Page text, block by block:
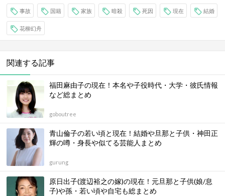
事故 国籍 家族 暗殺 死因 現在 結婚
花柳幻舟
関連する記事
福田麻由子の現在！本名や子役時代・大学・彼氏情報
など総まとめ
goboutree
青山倫子の若い頃と現在！結婚や旦那と子供・神田正
輝の噂・身長や似てる芸能人まとめ
gurung
原日出子(渡辺裕之の嫁)の現在！元旦那と子供(娘/息
子)や孫・若い頃や自宅も総まとめ